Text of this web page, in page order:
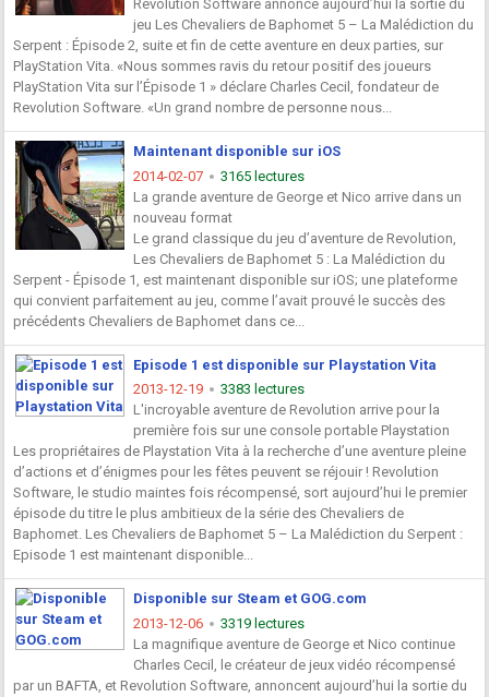
Revolution Software annonce aujourd’hui la sortie du
jeu Les Chevaliers de Baphomet 5 – La Malédiction du
Serpent : Épisode 2, suite et fin de cette aventure en deux parties, sur
PlayStation Vita. «Nous sommes ravis du retour positif des joueurs
PlayStation Vita sur l’Épisode 1 » déclare Charles Cecil, fondateur de
Revolution Software. «Un grand nombre de personne nous...
Maintenant disponible sur iOS
2014-02-07
3165 lectures
La grande aventure de George et Nico arrive dans un
nouveau format
Le grand classique du jeu d’aventure de Revolution,
Les Chevaliers de Baphomet 5 : La Malédiction du
Serpent - Épisode 1, est maintenant disponible sur iOS; une plateforme
qui convient parfaitement au jeu, comme l’avait prouvé le succès des
précédents Chevaliers de Baphomet dans ce...
Episode 1 est disponible sur Playstation Vita
2013-12-19
3383 lectures
L'incroyable aventure de Revolution arrive pour la
première fois sur une console portable Playstation
Les propriétaires de Playstation Vita à la recherche d’une aventure pleine
d’actions et d’énigmes pour les fêtes peuvent se réjouir ! Revolution
Software, le studio maintes fois récompensé, sort aujourd’hui le premier
épisode du titre le plus ambitieux de la série des Chevaliers de
Baphomet. Les Chevaliers de Baphomet 5 – La Malédiction du Serpent :
Episode 1 est maintenant disponible...
Disponible sur Steam et GOG.com
2013-12-06
3319 lectures
La magnifique aventure de George et Nico continue
Charles Cecil, le créateur de jeux vidéo récompensé
par un BAFTA, et Revolution Software, annoncent aujourd’hui la sortie du